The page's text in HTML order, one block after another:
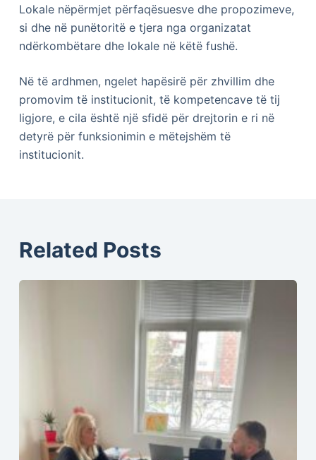
Lokale nëpërmjet përfaqësuesve dhe propozimeve,
si dhe në punëtoritë e tjera nga organizatat
ndërkombëtare dhe lokale në këtë fushë.
Në të ardhmen, ngelet hapësirë për zhvillim dhe
promovim të institucionit, të kompetencave të tij
ligjore, e cila është një sfidë për drejtorin e ri në
detyrë për funksionimin e mëtejshëm të
institucionit.
Related Posts